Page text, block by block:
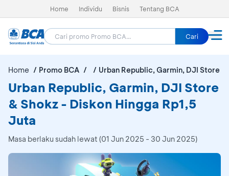
Home Individu Bisnis Tentang BCA
Cari
Home Promo BCA Urban Republic, Garmin, DJI Store &
Urban Republic, Garmin, DJI Store
& Shokz - Diskon Hingga Rp1,5
Juta
Masa berlaku sudah lewat (01 Jun 2025 - 30 Jun 2025)